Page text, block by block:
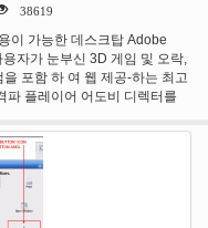
38619
이 가능한 데스크탑 Adobe
자가 눈부신 3D 게임 및 오락,
포함 하 여 웹 제공-하는 최고
파 플레이어 어도비 디렉터를